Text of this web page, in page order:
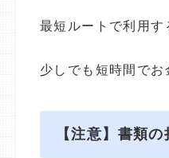
最短ルートで利用す
少しでも短時間でお
【注意】書類